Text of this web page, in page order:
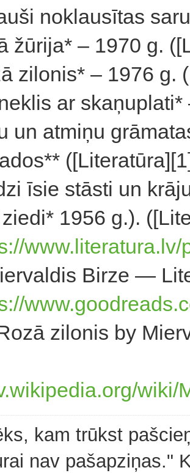
noklausītas
žūrija* – 1970 g.
zilonis* – 1976 g.
ar
un atmiņu
īsie stāsti un
1956 g.).
Birze —
zilonis by
wiki/
kam trūkst
nav pašapziņas."